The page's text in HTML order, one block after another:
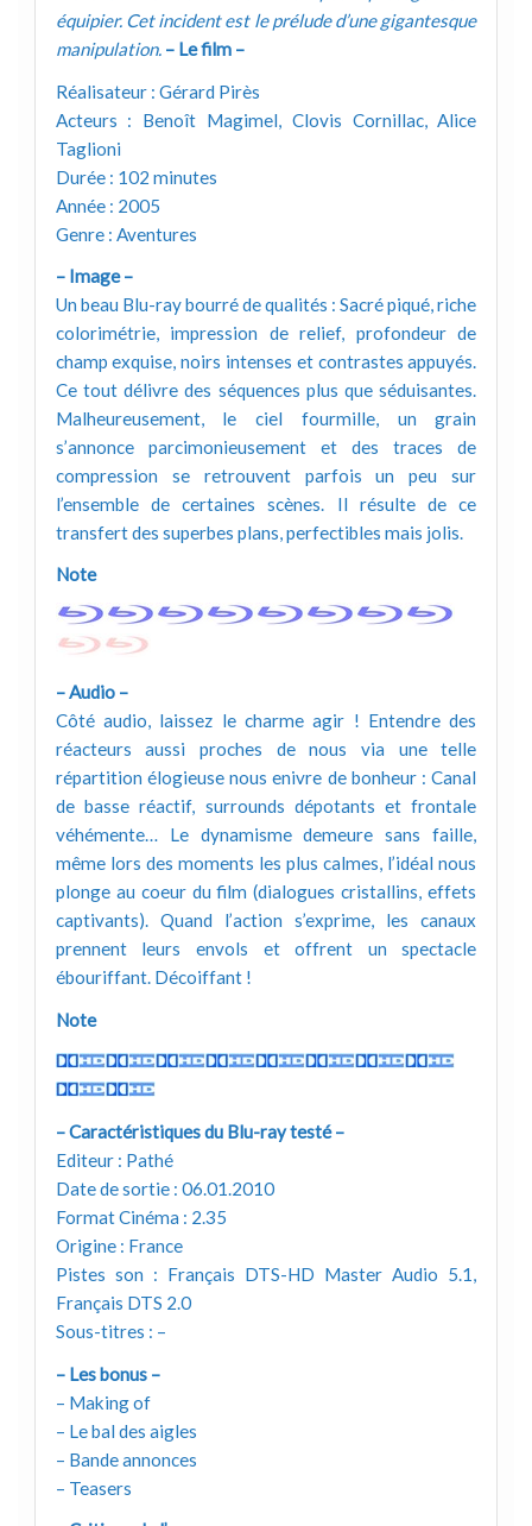
équipier. Cet incident est le prélude d’une gigantesque
manipulation. – Le film –
Réalisateur : Gérard Pirès
Acteurs : Benoît Magimel, Clovis Cornillac, Alice
Taglioni
Durée : 102 minutes
Année : 2005
Genre : Aventures
– Image –
Un beau Blu-ray bourré de qualités : Sacré piqué, riche
colorimétrie, impression de relief, profondeur de
champ exquise, noirs intenses et contrastes appuyés.
Ce tout délivre des séquences plus que séduisantes.
Malheureusement, le ciel fourmille, un grain
s’annonce parcimonieusement et des traces de
compression se retrouvent parfois un peu sur
l’ensemble de certaines scènes. Il résulte de ce
transfert des superbes plans, perfectibles mais jolis.
Note
– Audio –
Côté audio, laissez le charme agir ! Entendre des
réacteurs aussi proches de nous via une telle
répartition élogieuse nous enivre de bonheur : Canal
de basse réactif, surrounds dépotants et frontale
véhémente… Le dynamisme demeure sans faille,
même lors des moments les plus calmes, l’idéal nous
plonge au coeur du film (dialogues cristallins, effets
captivants). Quand l’action s’exprime, les canaux
prennent leurs envols et offrent un spectacle
ébouriffant. Décoiffant !
Note
– Caractéristiques du Blu-ray testé –
Editeur : Pathé
Date de sortie : 06.01.2010
Format Cinéma : 2.35
Origine : France
Pistes son : Français DTS-HD Master Audio 5.1,
Français DTS 2.0
Sous-titres : –
– Les bonus –
– Making of
– Le bal des aigles
– Bande annonces
– Teasers